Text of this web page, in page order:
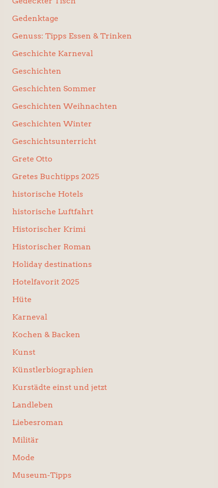
Gedenktage
Genuss: Tipps Essen & Trinken
Geschichte Karneval
Geschichten
Geschichten Sommer
Geschichten Weihnachten
Geschichten Winter
Geschichtsunterricht
Grete Otto
Gretes Buchtipps 2025
historische Hotels
historische Luftfahrt
Historischer Krimi
Historischer Roman
Holiday destinations
Hotelfavorit 2025
Hüte
Karneval
Kochen & Backen
Kunst
Künstlerbiographien
Kurstädte einst und jetzt
Landleben
Liebesroman
Militär
Mode
Museum-Tipps